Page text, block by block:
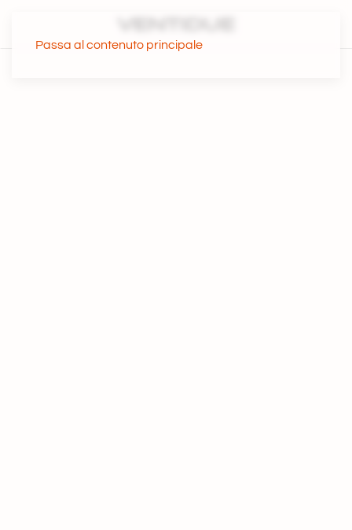
Passa al contenuto principale